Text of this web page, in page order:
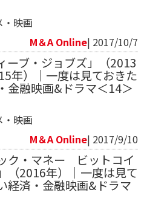
・映画
M＆A Online| 2017/10/7
ーブ・ジョブズ」（2013
年）｜一度は見ておきた
金融映画&ドラマ＜14＞
・映画
M＆A Online| 2017/9/10
ク・マネー ビットコイ
（2016年）｜一度は見て
経済・金融映画&ドラマ